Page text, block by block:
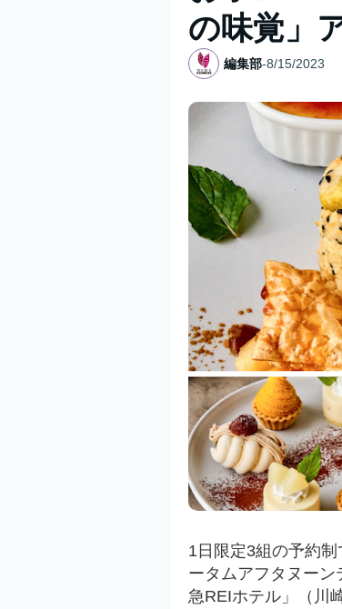
の味覚」
編集部-8/15/2023
1日限定3組の予約
ータムアフタヌー
急REIホテル」（川